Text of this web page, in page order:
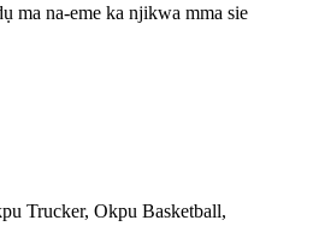
ma na-eme ka njikwa mma sie
Trucker, Okpu Basketball,